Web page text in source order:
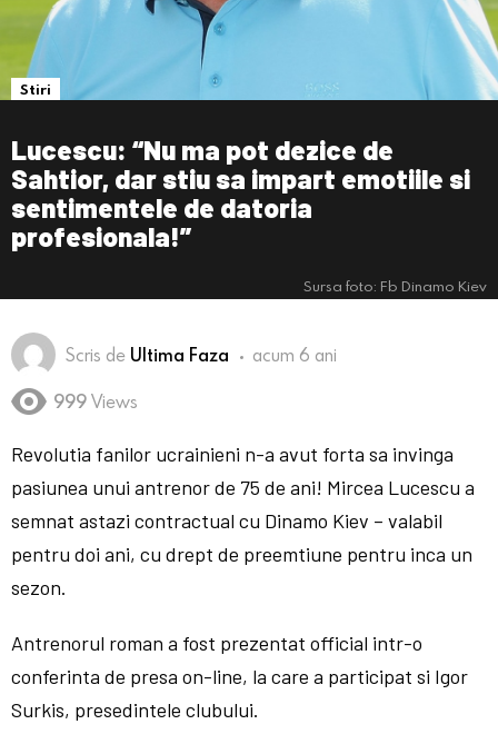
Stiri
Lucescu: “Nu ma pot dezice de
Sahtior, dar stiu sa impart emotiile si
sentimentele de datoria
profesionala!”
Sursa foto: Fb Dinamo Kiev
Scris de Ultima Faza acum 6 ani
999 Views
Revolutia fanilor ucrainieni n-a avut forta sa invinga
pasiunea unui antrenor de 75 de ani! Mircea Lucescu a
semnat astazi contractual cu Dinamo Kiev – valabil
pentru doi ani, cu drept de preemtiune pentru inca un
sezon.
Antrenorul roman a fost prezentat official intr-o
conferinta de presa on-line, la care a participat si Igor
Surkis, presedintele clubului.